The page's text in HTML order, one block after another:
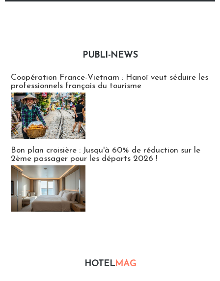
PUBLI-NEWS
Coopération France-Vietnam : Hanoï veut séduire les
professionnels français du tourisme
Bon plan croisière : Jusqu'à 60% de réduction sur le
2ème passager pour les départs 2026 !
HOTELMAG